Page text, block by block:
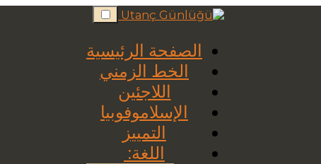
Skip
to
الصفحة الرئيسية
الخط الزمني
اللاجئين
الإسلاموفوبيا
التمييز
اللغة: